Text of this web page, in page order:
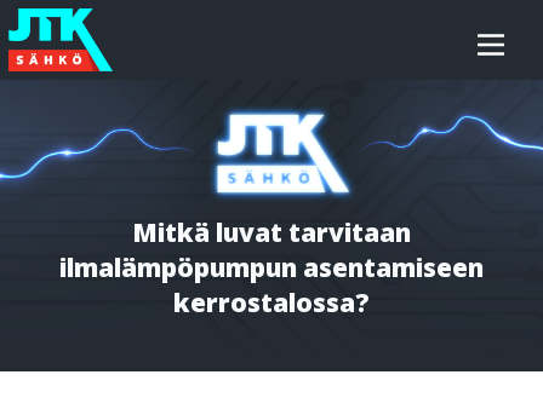
Siirry
sisältöön
JTK-
Sähkö
Oy
Mitkä luvat tarvitaan
ilmalämpöpumpun asentamiseen
kerrostalossa?